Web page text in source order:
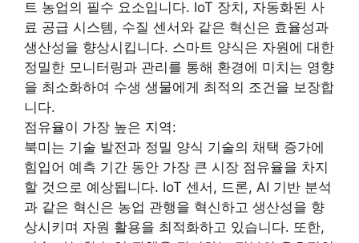
트 농업의 필수 요소입니다. IoT 장치, 자동화된 사
료 공급 시스템, 수질 센서와 같은 혁신은 효율성과
생산성을 향상시킵니다. 스마트 양식은 자원에 대한
정밀한 모니터링과 관리를 통해 환경에 미치는 영향
을 최소화하여 수생 생물에게 최적의 조건을 보장합
니다.
점유율이 가장 높은 지역:
북미는 기술 발전과 정밀 양식 기술의 채택 증가에
힘입어 예측 기간 동안 가장 큰 시장 점유율을 차지
할 것으로 예상됩니다. IoT 센서, 드론, AI 기반 분석
과 같은 혁신은 농업 관행을 혁신하고 생산성을 향
상시키며 자원 활용을 최적화하고 있습니다. 또한,